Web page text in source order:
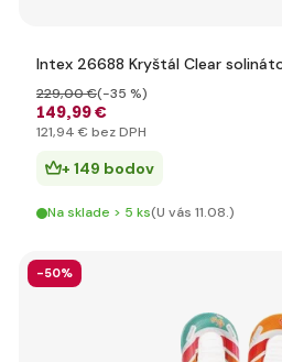
Intex 26688 Kryštál Clear
149,99 €
229,00 €(-35 %)
121,94 € bez DPH
+ 149 bodov
Na sklade > 5 ks(U vás 11.08.)
-50%